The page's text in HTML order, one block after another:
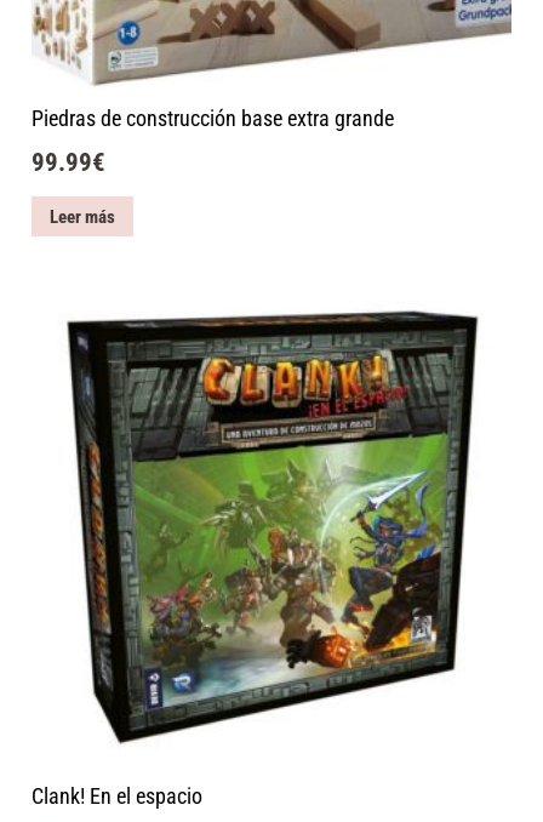
Piedras de construcción base extra grande
99.99€
Leer más
Clank! En el espacio